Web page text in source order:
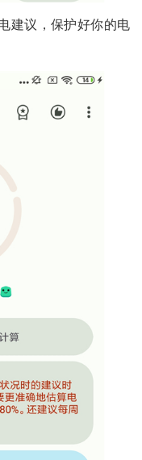
建议，保护好你的电